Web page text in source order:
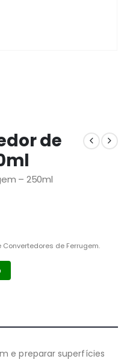
de
– 250ml
de Ferrugem.
e preparar superfícies